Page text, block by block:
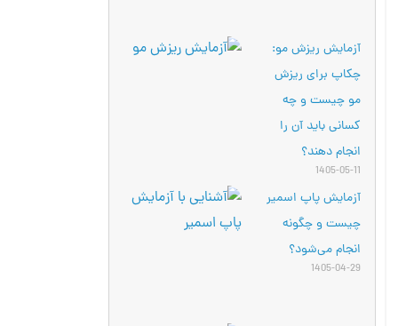
آزمایش ریزش مو:
چکاپ برای ریزش
مو چیست و چه
کسانی باید آن را
انجام دهند؟
1405-05-11
آزمایش پاپ اسمیر
چیست و چگونه
انجام می‌شود؟
1405-04-29